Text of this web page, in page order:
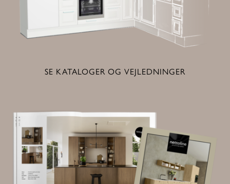
SE KATALOGER OG VEJLEDNINGER